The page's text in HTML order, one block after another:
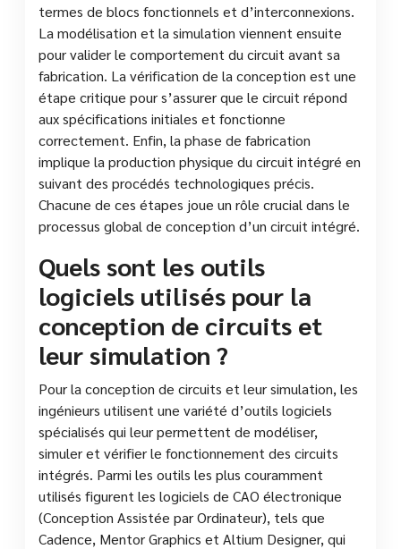
termes de blocs fonctionnels et d’interconnexions.
La modélisation et la simulation viennent ensuite
pour valider le comportement du circuit avant sa
fabrication. La vérification de la conception est une
étape critique pour s’assurer que le circuit répond
aux spécifications initiales et fonctionne
correctement. Enfin, la phase de fabrication
implique la production physique du circuit intégré en
suivant des procédés technologiques précis.
Chacune de ces étapes joue un rôle crucial dans le
processus global de conception d’un circuit intégré.
Quels sont les outils
logiciels utilisés pour la
conception de circuits et
leur simulation ?
Pour la conception de circuits et leur simulation, les
ingénieurs utilisent une variété d’outils logiciels
spécialisés qui leur permettent de modéliser,
simuler et vérifier le fonctionnement des circuits
intégrés. Parmi les outils les plus couramment
utilisés figurent les logiciels de CAO électronique
(Conception Assistée par Ordinateur), tels que
Cadence, Mentor Graphics et Altium Designer, qui